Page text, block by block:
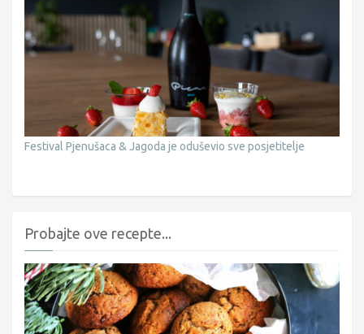
Festival Pjenušaca & Jagoda je oduševio sve posjetitelje
Probajte ove recepte...